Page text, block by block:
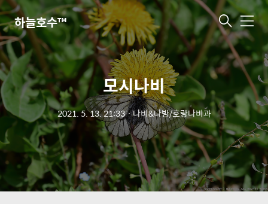
하늘호수™ 메
뉴
모시나비
2021. 5. 13. 21:33ㆍ나비&나방/호랑나비과